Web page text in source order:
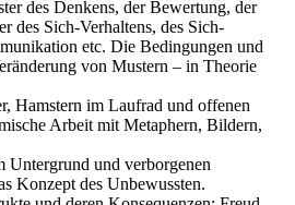
des Denkens, der Bewertung, der
des Sich-Verhaltens, des Sich-
etc. Die Bedingungen und
von Mustern – in Theorie
Hamstern im Laufrad und offenen
Arbeit mit Metaphern, Bildern,
Untergrund und verborgenen
Konzept des Unbewussten.